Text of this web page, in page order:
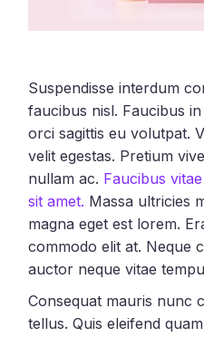
Suspendisse interdum
faucibus nisl. Faucibus
orci sagittis eu volutpat.
velit egestas. Pretium
nullam ac. Faucibus
sit amet. Massa ultricies
magna eget est lorem.
commodo elit at. Neque
auctor neque vitae
Consequat mauris nunc
tellus. Quis eleifend